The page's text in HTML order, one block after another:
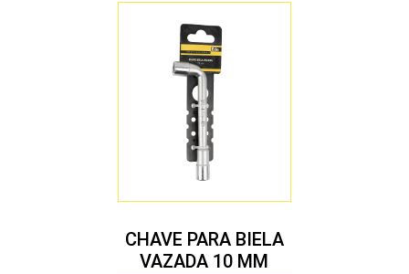
CHAVE PARA BIELA
VAZADA 10 MM